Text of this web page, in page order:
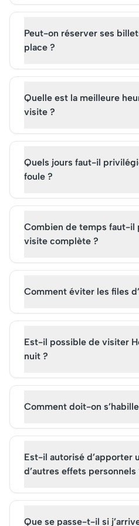
Peut-on réserver ses
place ?
Quelle est la meilleure
visite ?
Quels jours faut-il
foule ?
Combien de temps faut-il
visite complète ?
Comment éviter les files
Est-il possible de visiter
nuit ?
Comment doit-on
Est-il autorisé d’apporter
d’autres effets personnels
Que se passe-t-il si